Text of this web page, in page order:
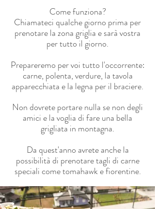
Comefunziona?
Chiamateci qualche giorno prima per
prenotare la zona griglia e sarà vostra
per tutto il giorno.
Prepareremo per voi tutto l'occorrente:
carne, polenta, verdure, la tavola
apparecchiata e la legna per il braciere.
Non dovrete portare nulla se non degli
amici e la voglia di fare una bella
grigliata in montagna.
Da quest'anno avrete anche la
possibilità di prenotare tagli di carne
speciali come tomahawk e fiorentine.